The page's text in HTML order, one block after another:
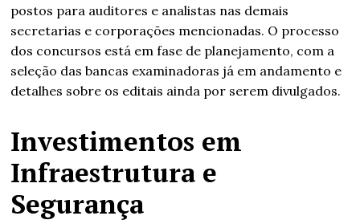
postos para auditores e analistas nas demais
secretarias e corporações mencionadas. O processo
dos concursos está em fase de planejamento, com a
seleção das bancas examinadoras já em andamento e
detalhes sobre os editais ainda por serem divulgados.
Investimentos em
Infraestrutura e
Segurança